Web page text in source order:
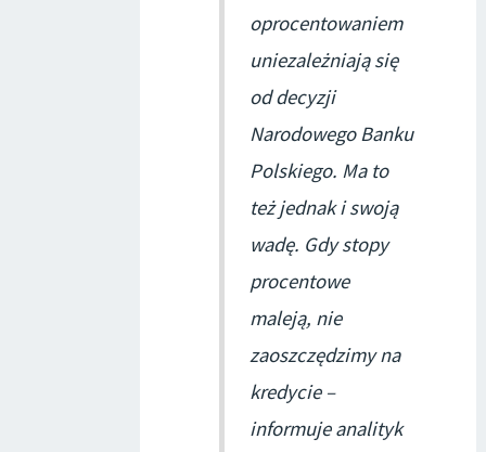
oprocentowaniem
uniezależniają się
od decyzji
Narodowego Banku
Polskiego. Ma to
też jednak i swoją
wadę. Gdy stopy
procentowe
maleją, nie
zaoszczędzimy na
kredycie –
informuje analityk